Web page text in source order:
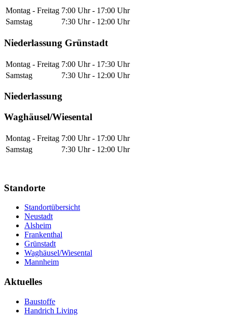
Montag - Freitag 7:00 Uhr - 17:00 Uhr
Samstag
7:30 Uhr - 12:00 Uhr
Niederlassung Grünstadt
Montag - Freitag 7:00 Uhr - 17:30 Uhr
Samstag
7:30 Uhr - 12:00 Uhr
Niederlassung
Waghäusel/Wiesental
Montag - Freitag 7:00 Uhr - 17:00 Uhr
Samstag
7:30 Uhr - 12:00 Uhr
Standorte
Standortübersicht
Neustadt
Alsheim
Frankenthal
Grünstadt
Waghäusel/Wiesental
Mannheim
Aktuelles
Baustoffe
Handrich Living